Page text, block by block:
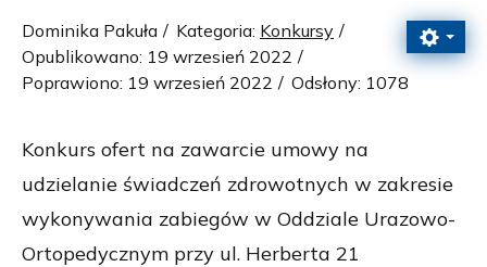
Dominika Pakuła Kategoria: Konkursy
Opublikowano: 19 wrzesień 2022
Poprawiono: 19 wrzesień 2022
Odsłony: 1078
Konkurs ofert na zawarcie umowy na
udzielanie świadczeń zdrowotnych w zakresie
wykonywania zabiegów w Oddziale Urazowo-
Ortopedycznym przy ul. Herberta 21